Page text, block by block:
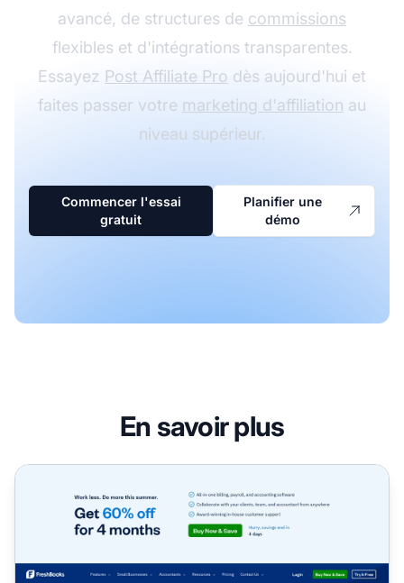
avancé, de structures de commissions
flexibles et d'intégrations transparentes.
Essayez Post Affiliate Pro dès aujourd'hui et
faites passer votre marketing d'affiliation au
niveau supérieur.
Commencer l'essai
gratuit
Planifier une
démo
En savoir plus
Programme d’affiliation FreshBooks